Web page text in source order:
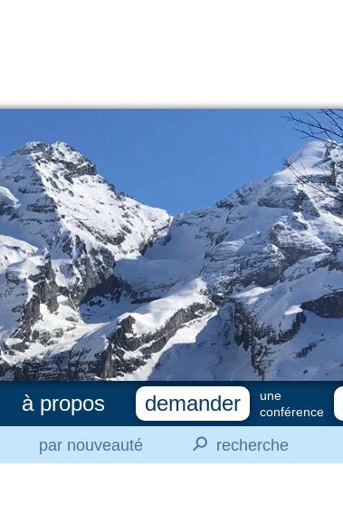
par nouveauté ⚲ recherche
à propos demander
une
conférence